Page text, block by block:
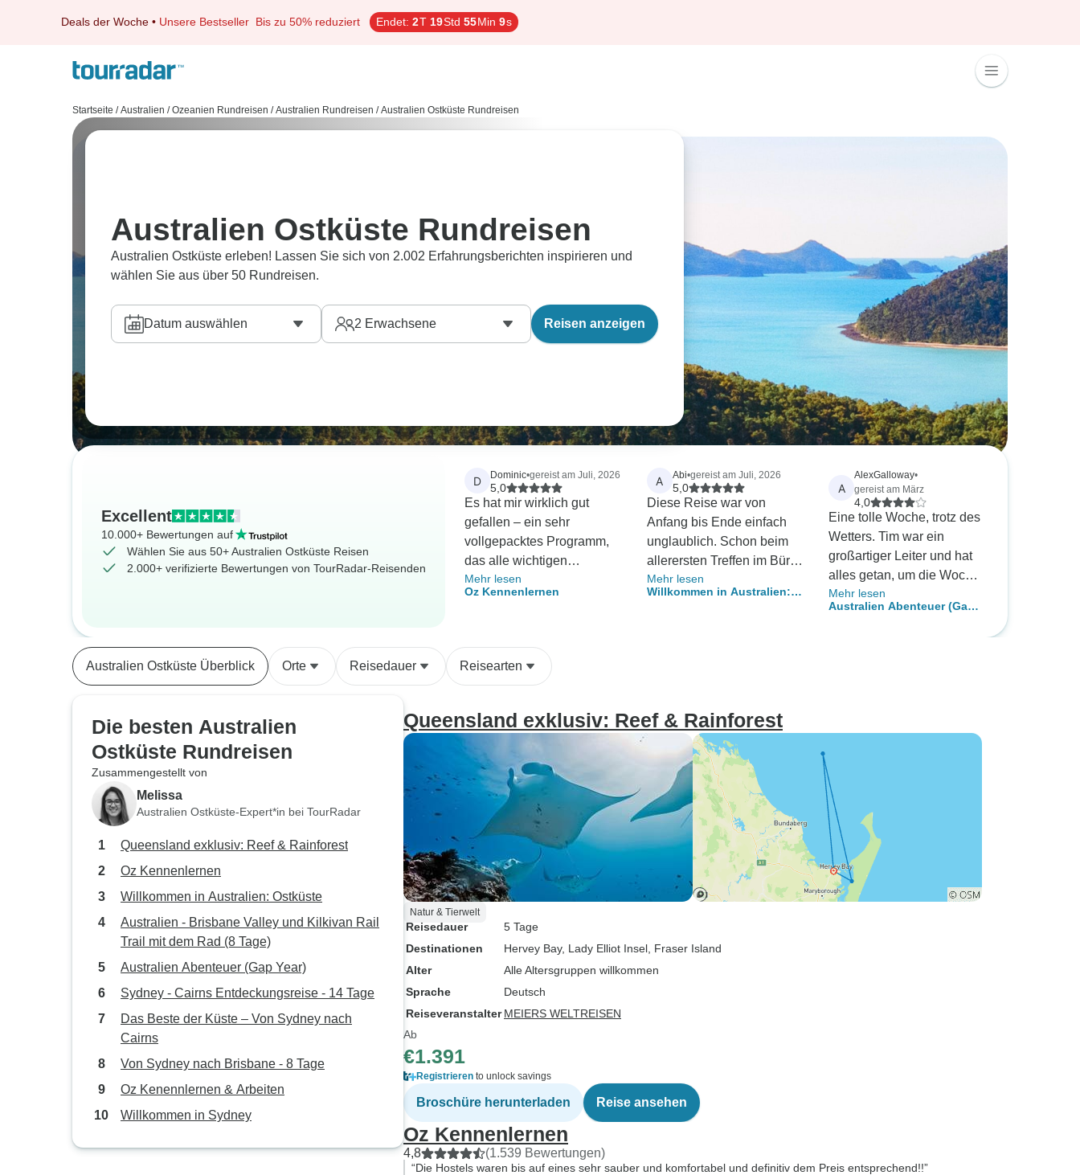
Deals der Woche • Unsere Bestseller Bis zu 50% reduziert Endet: 2T 19Std 55Min 8s
Startseite / Australien / Ozeanien Rundreisen / Australien Rundreisen / Australien Ostküste Rundreisen
Australien Ostküste Rundreisen
Australien Ostküste erleben! Lassen Sie sich von 2.002 Erfahrungsberichten inspirieren und
wählen Sie aus über 50 Rundreisen.
Datum auswählen 2 Erwachsene Reisen anzeigen
Excellent
10.000+ Bewertungen auf
Wählen Sie aus 50+ Australien Ostküste Reisen
2.000+ verifizierte Bewertungen von TourRadar-Reisenden
D Dominic•gereist am Juli, 2026
5,0
Es hat mir wirklich gut
gefallen – ein sehr
vollgepacktes Programm,
das alle wichtigen
Sehenswürdigkeiten
umfasst. Ich kann den
empfehlen, wenn Sie in
Mehr lesen
Oz Kennenlernen
A Abi•gereist am Juli, 2026
5,0
Diese Reise war von
Anfang bis Ende einfach
unglaublich. Schon beim
allerersten Treffen im Büro
wurde uns alles so einfach
gemacht. Die Reiseroute
Sehenswürdigkeiten waren
mit dabei, und ein
persönliches Highlight war
für mich Airlie Beach; der
Flug über die Whitsundays
war unglaublich und ein
absolutes Highlight der
Reise!
Mehr lesen
Willkommen in Australien:
A
AlexGalloway•
gereist am März
4,0
Eine tolle Woche, trotz des
Wetters. Tim war ein
großartiger Leiter und hat
alles getan, um die Woche
so gut wie möglich zu
gestalten.
Mehr lesen
Australien Abenteuer (Gap
Australien Ostküste Überblick Orte Reisedauer Reisearten
Die besten Australien
Ostküste Rundreisen
Zusammengestellt von
Melissa
Australien Ostküste-Expert*in bei TourRadar
Queensland exklusiv: Reef & Rainforest
Oz Kennenlernen
Willkommen in Australien: Ostküste
Australien - Brisbane Valley und Kilkivan Rail
Trail mit dem Rad (8 Tage)
Australien Abenteuer (Gap Year)
Sydney - Cairns Entdeckungsreise - 14 Tage
Das Beste der Küste – Von Sydney nach
Cairns
Von Sydney nach Brisbane - 8 Tage
Oz Kenennlernen & Arbeiten
Willkommen in Sydney
Queensland exklusiv: Reef & Rainforest
Natur & Tierwelt
Reisedauer
5 Tage
Destinationen
Hervey Bay, Lady Elliot Insel , Fraser Island
Alter
Alle Altersgruppen willkommen
Sprache
Deutsch
Reiseveranstalter MEIERS WELTREISEN
Ab
€1.391
Registrieren to unlock savings
Broschüre herunterladen Reise ansehen
Oz Kennenlernen
4,8 (1.539 Bewertungen)
“Die Hostels waren bis auf eines sehr sauber und komfortabel und definitiv dem Preis entsprechend!!”